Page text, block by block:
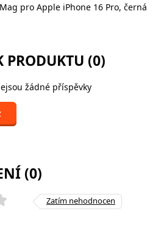
pro Apple iPhone 16 Pro, černá
PRODUKTU (0)
žádné příspěvky
(0)
Zatím nehodnocen